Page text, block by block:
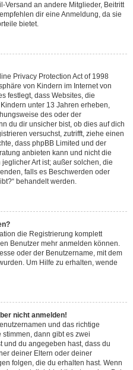
Versand an andere Mitglieder, Beitritt
dir eine Anmeldung, da sie
bietet.
Privacy Protection Act of 1998
von Kindern im Internet von
festlegt, dass Websites, die
unter 13 Jahren erheben,
des oder der
du dir unsicher bist, ob dies auf dich
versuchst, zutrifft, ziehe einen
dass phpBB Limited und der
anbieten kann und nicht die
Art ist; außer solchen, die
falls es Beschwerden oder
behandelt werden.
die Registrierung komplett
Benutzer mehr anmelden können.
oder der Benutzername, mit dem
Um Hilfe zu erhalten, wende
nicht anmelden!
und das richtige
dann gibt es zwei
und du angegeben hast, dass du
deiner Eltern oder deiner
folgen, die du erhalten hast. Wenn